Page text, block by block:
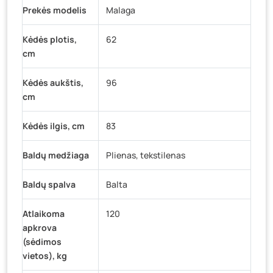
Prekės modelis Malaga
Kėdės plotis,
cm
62
Kėdės aukštis,
cm
96
Kėdės ilgis, cm 83
Baldų medžiaga Plienas, tekstilenas
Baldų spalva Balta
Atlaikoma
apkrova
(sėdimos
vietos), kg
120